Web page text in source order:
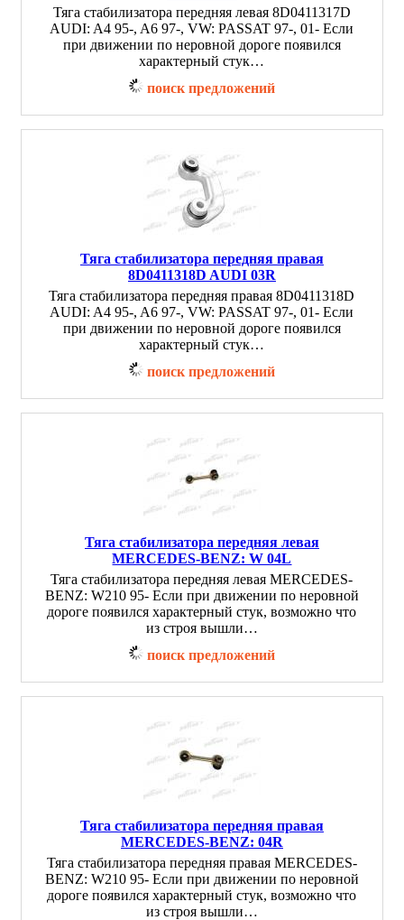
Тяга стабилизатора передняя левая 8D0411317D
AUDI: A4 95-, A6 97-, VW: PASSAT 97-, 01- Если
при движении по неровной дороге появился
характерный стук…
поиск предложений
Тяга стабилизатора передняя правая
8D0411318D AUDI 03R
Тяга стабилизатора передняя правая 8D0411318D
AUDI: A4 95-, A6 97-, VW: PASSAT 97-, 01- Если
при движении по неровной дороге появился
характерный стук…
поиск предложений
Тяга стабилизатора передняя левая
MERCEDES-BENZ: W 04L
Тяга стабилизатора передняя левая MERCEDES-
BENZ: W210 95- Если при движении по неровной
дороге появился характерный стук, возможно что
из строя вышли…
поиск предложений
Тяга стабилизатора передняя правая
MERCEDES-BENZ: 04R
Тяга стабилизатора передняя правая MERCEDES-
BENZ: W210 95- Если при движении по неровной
дороге появился характерный стук, возможно что
из строя вышли…